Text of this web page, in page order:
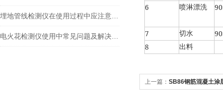
6
喷淋漂洗
7 切水
8
出料
上一篇： SB86钢筋混凝土涂